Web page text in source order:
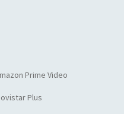
Prime Video
Plus